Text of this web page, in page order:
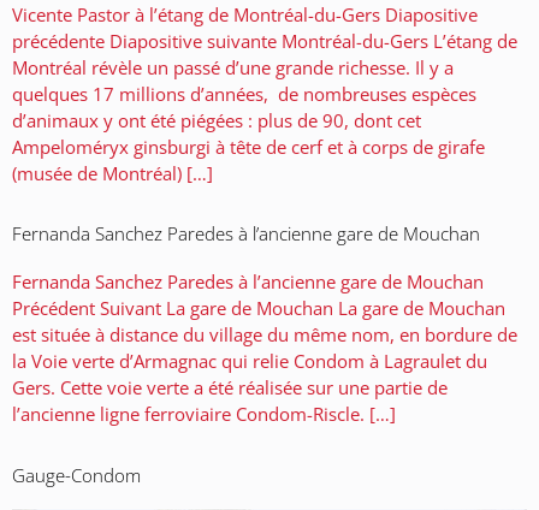
Vicente Pastor à l’étang de Montréal-du-Gers Diapositive
précédente Diapositive suivante Montréal-du-Gers L’étang de
Montréal révèle un passé d’une grande richesse. Il y a
quelques 17 millions d’années, de nombreuses espèces
d’animaux y ont été piégées : plus de 90, dont cet
Ampeloméryx ginsburgi à tête de cerf et à corps de girafe
(musée de Montréal) […]
Fernanda Sanchez Paredes à l’ancienne gare de Mouchan
Fernanda Sanchez Paredes à l’ancienne gare de Mouchan
Précédent Suivant La gare de Mouchan La gare de Mouchan
est située à distance du village du même nom, en bordure de
la Voie verte d’Armagnac qui relie Condom à Lagraulet du
Gers. Cette voie verte a été réalisée sur une partie de
l’ancienne ligne ferroviaire Condom-Riscle. […]
Gauge-Condom